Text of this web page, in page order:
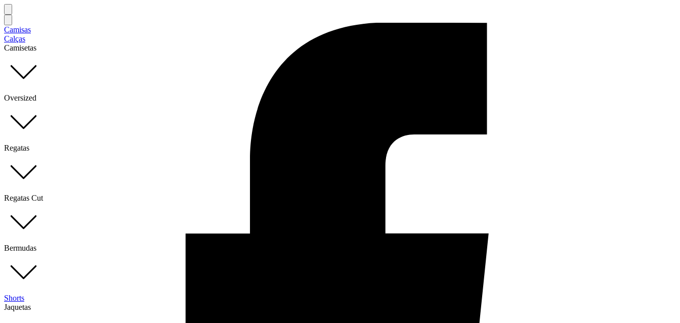
Camisas
Calças
Camisetas
Oversized
Regatas
Regatas Cut
Bermudas
Shorts
Jaquetas